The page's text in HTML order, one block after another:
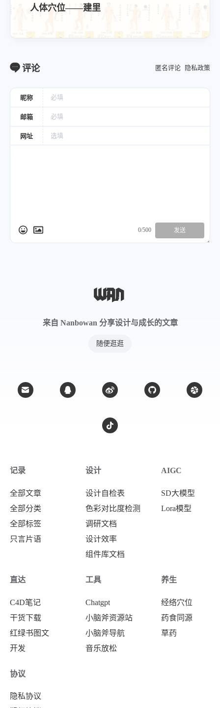
人体穴位——建里
评论 匿名评论 隐私政策
昵称
邮箱
网址
0/500 发送
来自 Nanbowan 分享设计与成长的文章
随便逛逛
记录
全部文章
全部分类
全部标签
只言片语
设计
设计自检表
色彩对比度检测
调研文档
设计效率
组件库文档
AIGC
SD大模型
Lora模型
直达
C4D笔记
干货下载
红绿书图文
开发
工具
Chatgpt
小脑斧资源站
小脑斧导航
音乐放松
养生
经络穴位
药食同源
草药
协议
隐私协议